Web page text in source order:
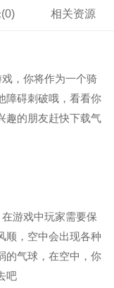
相关资源
，你将作为一个骑
障碍刺破哦，看看你
趣的朋友赶快下载气
游戏中玩家需要保
顺，空中会出现各种
的气球，在空中，你
吧